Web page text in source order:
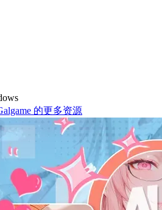
的更多资源